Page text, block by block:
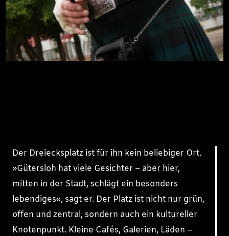
Der Dreiecksplatz ist für ihn kein beliebiger Ort.
»Gütersloh hat viele Gesichter – aber hier,
mitten in der Stadt, schlägt ein besonders
lebendiges«, sagt er. Der Platz ist nicht nur grün,
offen und zentral, sondern auch ein kultureller
Knotenpunkt. Kleine Cafés, Galerien, Läden –